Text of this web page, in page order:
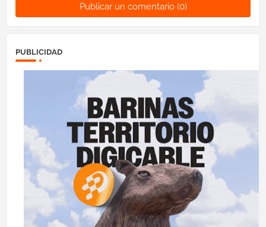
Publicar un comentario (0)
PUBLICIDAD